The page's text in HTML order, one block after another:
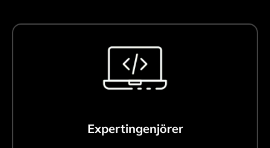
Expertingenjörer